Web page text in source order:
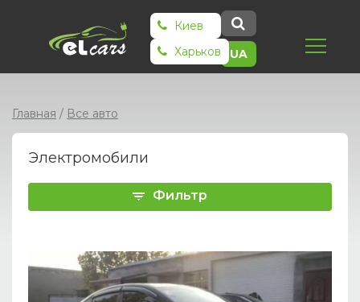
Киев
Харьков
UA
Главная / Все авто
Электромобили
Фильтр